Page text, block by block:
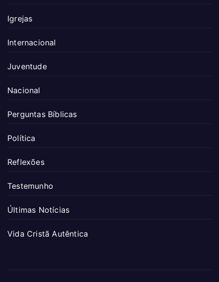
Igrejas
Internacional
Juventude
Nacional
Perguntas Bíblicas
Política
Reflexões
Testemunho
Últimas Notícias
Vida Cristã Autêntica